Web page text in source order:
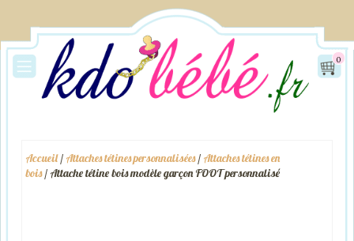
0
Accueil/ Attaches tétines personnalisées/ Attaches tétines en
bois/ Attache tétine bois modèle garçon FOOT personnalisé